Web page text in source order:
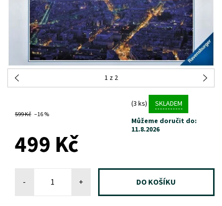
1 z 2
599 Kč –16 %
(3 ks)
SKLADEM
Můžeme doručit do:
11.8.2026
499 Kč
- +